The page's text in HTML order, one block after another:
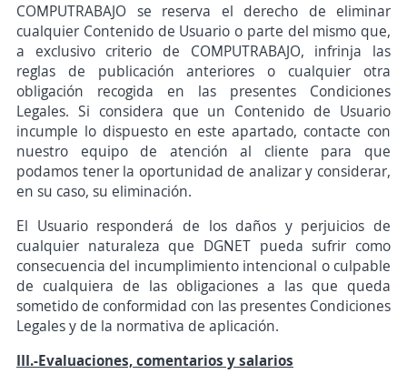
COMPUTRABAJO se reserva el derecho de eliminar
cualquier Contenido de Usuario o parte del mismo que,
a exclusivo criterio de COMPUTRABAJO, infrinja las
reglas de publicación anteriores o cualquier otra
obligación recogida en las presentes Condiciones
Legales. Si considera que un Contenido de Usuario
incumple lo dispuesto en este apartado, contacte con
nuestro equipo de atención al cliente para que
podamos tener la oportunidad de analizar y considerar,
en su caso, su eliminación.
El Usuario responderá de los daños y perjuicios de
cualquier naturaleza que DGNET pueda sufrir como
consecuencia del incumplimiento intencional o culpable
de cualquiera de las obligaciones a las que queda
sometido de conformidad con las presentes Condiciones
Legales y de la normativa de aplicación.
III.-Evaluaciones, comentarios y salarios